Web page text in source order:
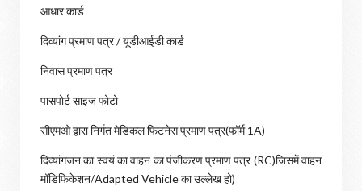
आधार कार्ड
दिव्यांग प्रमाण पत्र / यूडीआईडी कार्ड
निवास प्रमाण पत्र
पासपोर्ट साइज फोटो
सीएमओ द्वारा निर्गत मेडिकल फिटनेस प्रमाण पत्र(फॉर्म 1A)
दिव्यांगजन का स्वयं का वाहन का पंजीकरण प्रमाण पत्र (RC)जिसमें वाहन
मॉडिफिकेशन/Adapted Vehicle का उल्लेख हो)